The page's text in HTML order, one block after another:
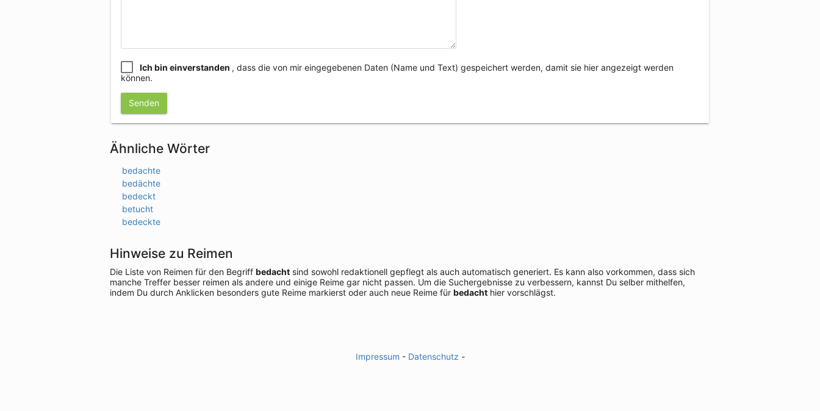
Ich bin einverstanden , dass die von mir eingegebenen Daten (Name und Text) gespeichert werden, damit sie hier angezeigt werden
können.
Senden
Ähnliche Wörter
bedachte
bedächte
bedeckt
betucht
bedeckte
Hinweise zu Reimen
Die Liste von Reimen für den Begriff bedacht sind sowohl redaktionell gepflegt als auch automatisch generiert. Es kann also vorkommen, dass sich
manche Treffer besser reimen als andere und einige Reime gar nicht passen. Um die Suchergebnisse zu verbessern, kannst Du selber mithelfen,
indem Du durch Anklicken besonders gute Reime markierst oder auch neue Reime für bedacht hier vorschlägst.
Impressum - Datenschutz -